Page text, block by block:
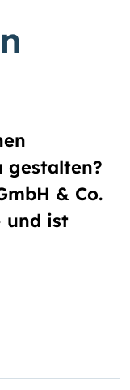
gestalten?
& Co.
und ist